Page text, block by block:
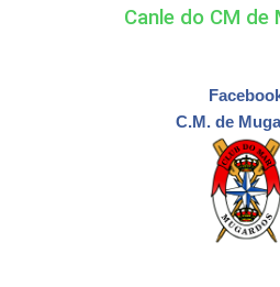
Canle do CM de
C.M. de